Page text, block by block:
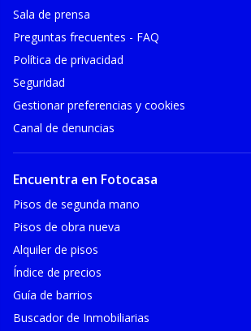
Sala de prensa
Preguntas frecuentes - FAQ
Política de privacidad
Seguridad
Gestionar preferencias y cookies
Canal de denuncias
Encuentra en Fotocasa
Pisos de segunda mano
Pisos de obra nueva
Alquiler de pisos
Índice de precios
Guía de barrios
Buscador de Inmobiliarias